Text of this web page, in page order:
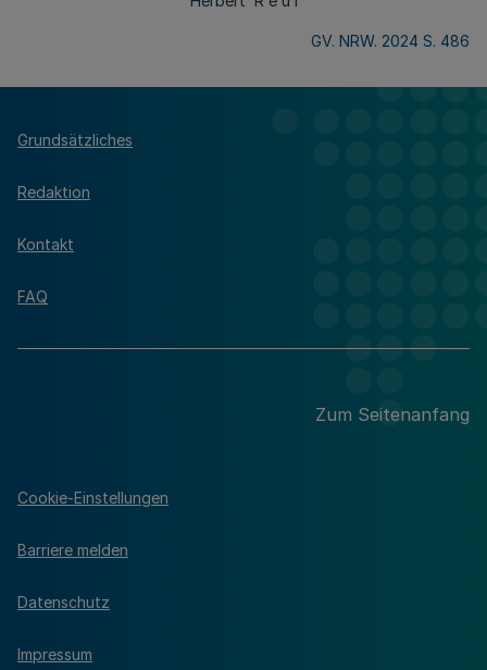
GV. NRW. 2024 S. 486
Grundsätzliches
Redaktion
Kontakt
FAQ
Zum Seitenanfang
Cookie-Einstellungen
Barriere melden
Datenschutz
Impressum